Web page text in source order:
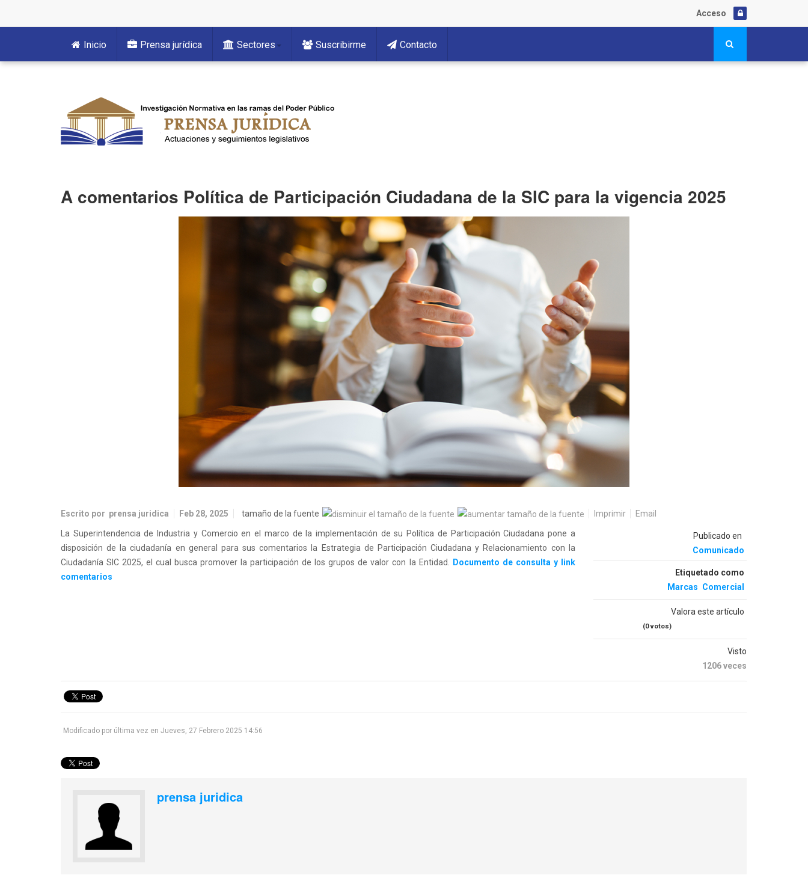
Acceso
Inicio Prensa jurídica Sectores Suscribirme Contacto
A comentarios Política de Participación Ciudadana de la SIC para la vigencia 2025
Escrito por prensa juridica Feb 28, 2025 tamaño de la fuente Imprimir Email
Publicado en
Comunicado
Etiquetado como
Marcas Comercial
Valora este artículo
(0 votos)
Visto
1206 veces
La Superintendencia de Industria y Comercio en el marco de la implementación de su Política de Participación Ciudadana pone a
disposición de la ciudadanía en general para sus comentarios la Estrategia de Participación Ciudadana y Relacionamiento con la
Ciudadanía SIC 2025, el cual busca promover la participación de los grupos de valor con la Entidad. Documento de consulta y link
comentarios
Modificado por última vez en Jueves, 27 Febrero 2025 14:56
prensa juridica